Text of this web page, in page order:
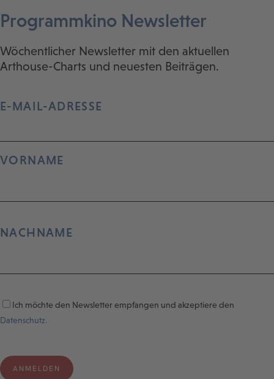
Programmkino Newsletter
Wöchentlicher Newsletter mit den aktuellen
Arthouse-Charts und neuesten Beiträgen.
E-MAIL-ADRESSE
VORNAME
NACHNAME
Ich möchte den Newsletter empfangen und akzeptiere den
Datenschutz.